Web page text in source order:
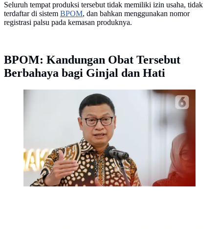
Seluruh tempat produksi tersebut tidak memiliki izin usaha, tidak
terdaftar di sistem BPOM, dan bahkan menggunakan nomor
registrasi palsu pada kemasan produknya.
BPOM: Kandungan Obat Tersebut
Berbahaya bagi Ginjal dan Hati
BPOM temukan obat herbal ilegal mengandung bahan
kimia perusak ginjal dan hati. Simak daftar produknya
agar Anda lebih waspada sebelum membeli.
(Liputan6.com/Herman Zakharia)